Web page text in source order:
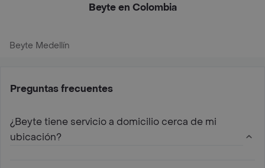
Beyte en Colombia
Beyte Medellín
Preguntas frecuentes
¿Beyte tiene servicio a domicilio cerca de mi
ubicación?